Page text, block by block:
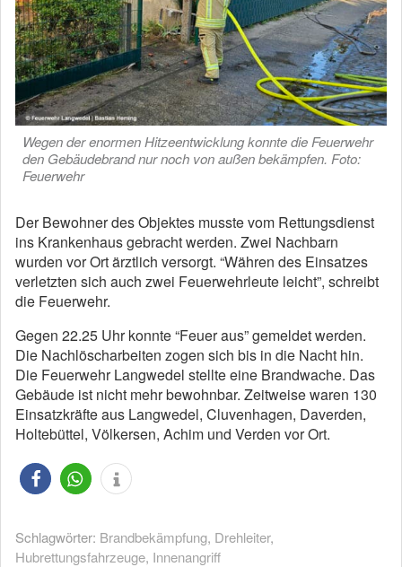
Wegen der enormen Hitzeentwicklung konnte die Feuerwehr
den Gebäudebrand nur noch von außen bekämpfen. Foto:
Feuerwehr
Der Bewohner des Objektes musste vom Rettungsdienst
ins Krankenhaus gebracht werden. Zwei Nachbarn
wurden vor Ort ärztlich versorgt. “Währen des Einsatzes
verletzten sich auch zwei Feuerwehrleute leicht”, schreibt
die Feuerwehr.
Gegen 22.25 Uhr konnte “Feuer aus” gemeldet werden.
Die Nachlöscharbeiten zogen sich bis in die Nacht hin.
Die Feuerwehr Langwedel stellte eine Brandwache. Das
Gebäude ist nicht mehr bewohnbar. Zeitweise waren 130
Einsatzkräfte aus Langwedel, Cluvenhagen, Daverden,
Holtebüttel, Völkersen, Achim und Verden vor Ort.
Schlagwörter: Brandbekämpfung, Drehleiter,
Hubrettungsfahrzeuge, Innenangriff